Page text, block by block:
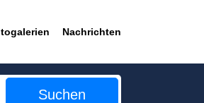
Nachrichten
Suchen